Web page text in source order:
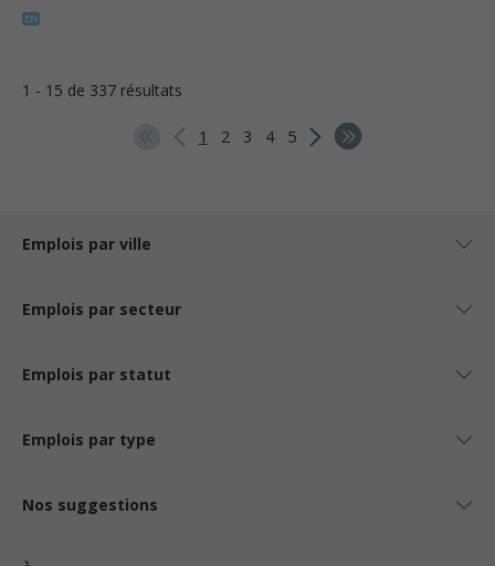
1 - 15 de 337 résultats
1 2 3 4 5
Emplois par ville
Emplois par secteur
Emplois par statut
Emplois par type
Nos suggestions